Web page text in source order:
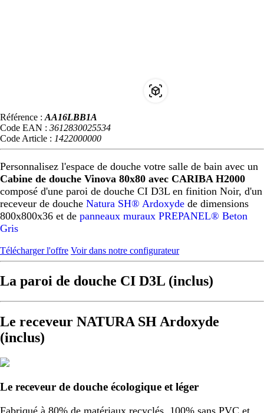
Référence : AA16LBB1A
Code EAN : 3612830025534
Code Article : 1422000000
Personnalisez l'espace de douche votre salle de bain avec un
Cabine de douche Vinova 80x80 avec CARIBA H2000
composé d'une paroi de douche CI D3L en finition Noir, d'un
receveur de douche Natura SH® Ardoxyde de dimensions
800x800x36 et de panneaux muraux PREPANEL® Beton
Gris
Télécharger l'offre Voir dans notre configurateur
La paroi de douche CI D3L (inclus)
Le receveur NATURA SH Ardoxyde
(inclus)
Le receveur de douche écologique et léger
Fabriqué à 80% de matériaux recyclés, 100% sans PVC et